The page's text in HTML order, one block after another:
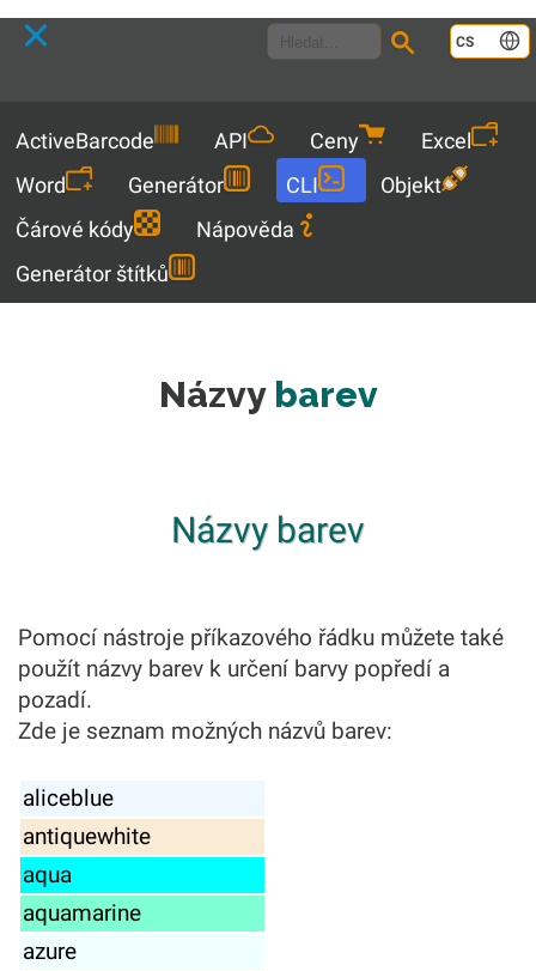
CS
ActiveBarcode API Ceny
Excel
Word
Generátor CLI
Objekt
Čárové kódy
Nápověda
Generátor štítků
Názvybarev
Názvy barev
Pomocí nástroje příkazového řádku můžete také
použít názvy barev k určení barvy popředí a
pozadí.
Zde je seznam možných názvů barev:
aliceblue
antiquewhite
aqua
aquamarine
azure